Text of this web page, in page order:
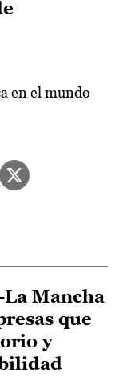
en el mundo
Mancha
que
y